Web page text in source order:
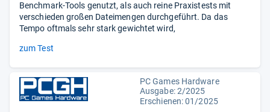
Benchmark-Tools genutzt, als auch reine Praxistests mit
verschieden großen Dateimengen durchgeführt. Da das
Tempo oftmals sehr stark gewichtet wird,
zum Test
PC Games Hardware
Ausgabe: 2/2025
Erschienen: 01/2025